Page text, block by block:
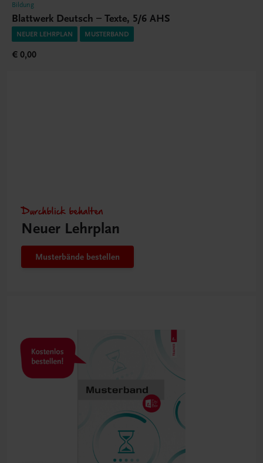
Bildung
Blattwerk Deutsch – Texte, 5/6 AHS
NEUER LEHRPLAN MUSTERBAND
€ 0,00
Durchblick behalten
Neuer Lehrplan
Musterbände bestellen